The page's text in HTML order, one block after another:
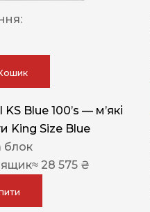
Blue 100’s — м’які
King Size Blue
блок
ящик≈ 28 575 ₴